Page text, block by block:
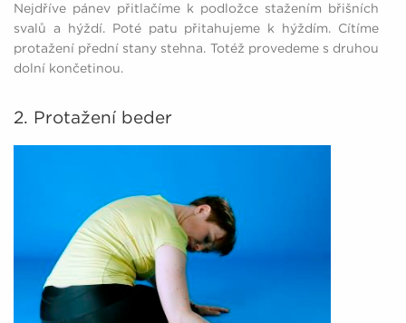
Nejdříve pánev přitlačíme k podložce stažením břišních
svalů a hýždí. Poté patu přitahujeme k hýždím. Cítíme
protažení přední stany stehna. Totéž provedeme s druhou
dolní končetinou.
2. Protažení beder